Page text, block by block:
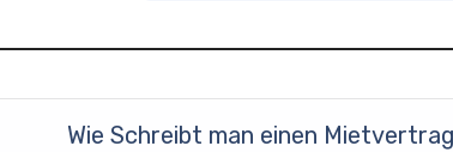
Wie Schreibt man einen